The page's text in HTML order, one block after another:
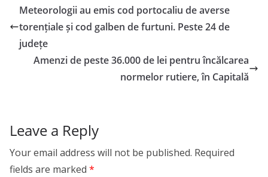
Meteorologii au emis cod portocaliu de averse
torențiale și cod galben de furtuni. Peste 24 de
județe
Amenzi de peste 36.000 de lei pentru încălcarea
normelor rutiere, în Capitală
Leave a Reply
Your email address will not be published. Required
fields are marked *